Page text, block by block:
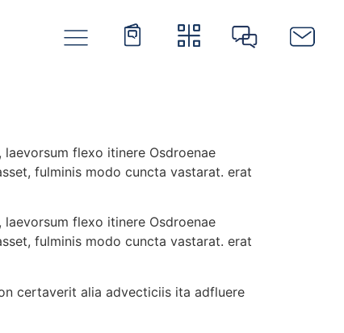
flexo itinere Osdroenae
fulminis modo cuncta vastarat. erat
flexo itinere Osdroenae
fulminis modo cuncta vastarat. erat
certaverit alia advecticiis ita adfluere